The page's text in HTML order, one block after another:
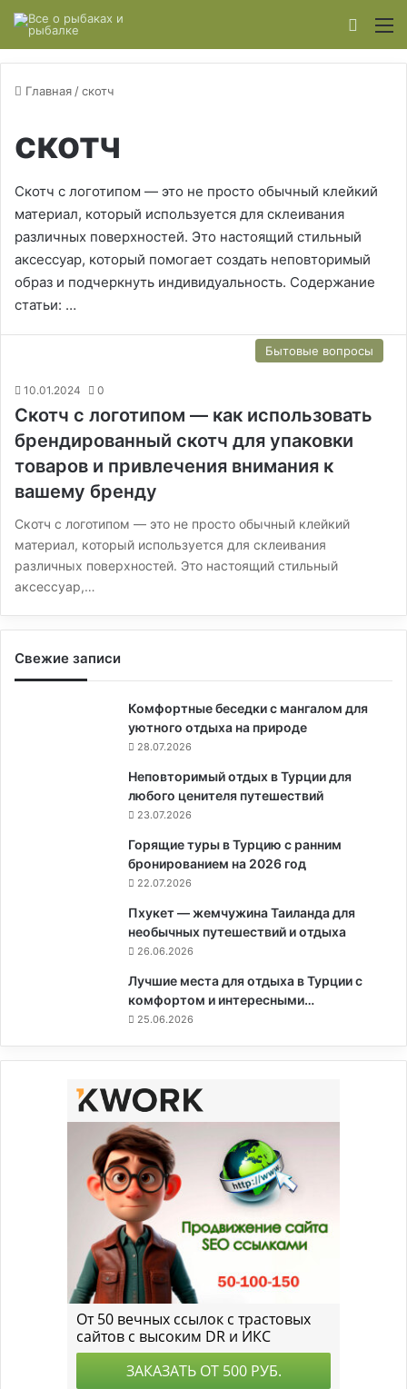
Главная /скотч
скотч
Скотч с логотипом — это не просто обычный клейкий
материал, который используется для склеивания
различных поверхностей. Это настоящий стильный
аксессуар, который помогает создать неповторимый
образ и подчеркнуть индивидуальность. Содержание
статьи: …
Бытовые вопросы
10.01.2024 0
Скотч с логотипом — как использовать
брендированный скотч для упаковки
товаров и привлечения внимания к
вашему бренду
Скотч с логотипом — это не просто обычный клейкий
материал, который используется для склеивания
различных поверхностей. Это настоящий стильный
аксессуар,…
Свежие записи
Комфортные беседки с мангалом для
уютного отдыха на природе
28.07.2026
Неповторимый отдых в Турции для
любого ценителя путешествий
23.07.2026
Горящие туры в Турцию с ранним
бронированием на 2026 год
22.07.2026
Пхукет — жемчужина Таиланда для
необычных путешествий и отдыха
26.06.2026
Лучшие места для отдыха в Турции с
комфортом и интересными…
25.06.2026